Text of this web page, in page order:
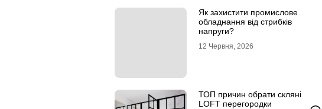
Як захистити промислове
обладнання від стрибків
напруги?
12 Червня, 2026
ТОП причин обрати скляні
LOFT перегородки